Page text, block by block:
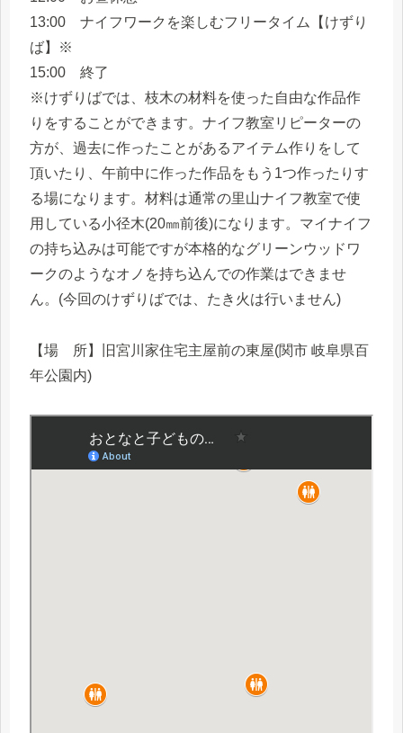
13:00 ナイフワークを楽しむフリータイム【けずり
ば】※
15:00 終了
※けずりばでは、枝木の材料を使った自由な作品作
りをすることができます。ナイフ教室リピーターの
方が、過去に作ったことがあるアイテム作りをして
頂いたり、午前中に作った作品をもう1つ作ったりす
る場になります。材料は通常の里山ナイフ教室で使
用している小径木(20㎜前後)になります。マイナイフ
の持ち込みは可能ですが本格的なグリーンウッドワ
ークのようなオノを持ち込んでの作業はできませ
ん。(今回のけずりばでは、たき火は行いません)
【場 所】旧宮川家住宅主屋前の東屋(関市 岐阜県百
年公園内)